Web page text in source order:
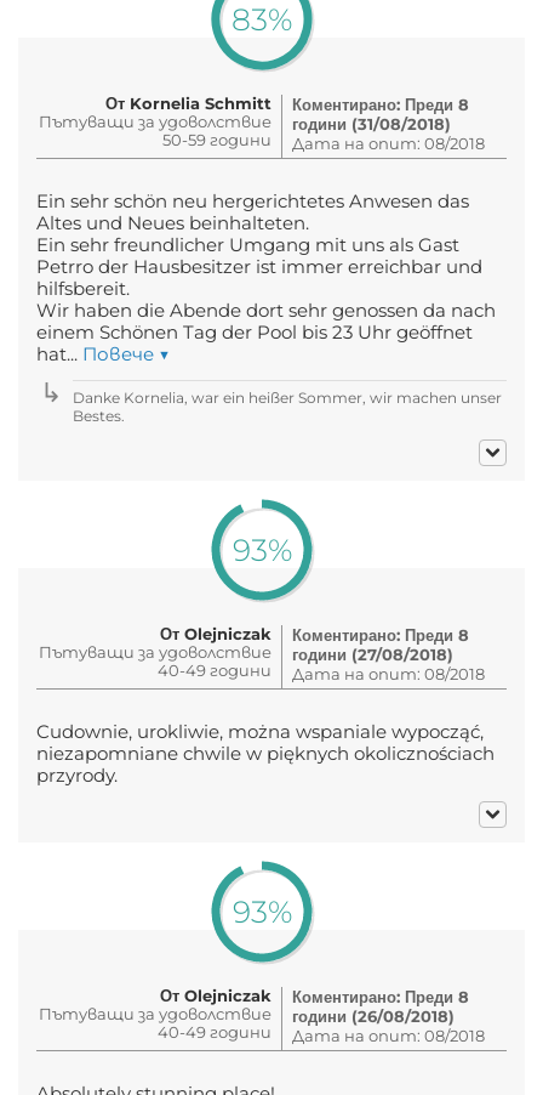
83%
От Kornelia Schmitt
Пътуващи за удоволствие
50-59 години
Коментирано: Преди 8
години (31/08/2018)
Дата на опит: 08/2018
Ein sehr schön neu hergerichtetes Anwesen das
Altes und Neues beinhalteten.
Ein sehr freundlicher Umgang mit uns als Gast
Petrro der Hausbesitzer ist immer erreichbar und
hilfsbereit.
Wir haben die Abende dort sehr genossen da nach
einem Schönen Tag der Pool bis 23 Uhr geöffnet
hat... Повече ▼
Danke Kornelia, war ein heißer Sommer, wir machen unser
Bestes.
93%
От Olejniczak
Пътуващи за удоволствие
40-49 години
Коментирано: Преди 8
години (27/08/2018)
Дата на опит: 08/2018
Cudownie, urokliwie, można wspaniale wypocząć,
niezapomniane chwile w pięknych okolicznościach
przyrody.
93%
От Olejniczak
Пътуващи за удоволствие
40-49 години
Коментирано: Преди 8
години (26/08/2018)
Дата на опит: 08/2018